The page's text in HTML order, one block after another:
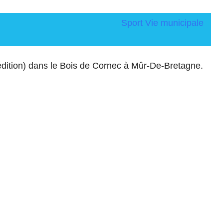
Sport Vie municipale
dans le Bois de Cornec à Mûr-De-Bretagne.